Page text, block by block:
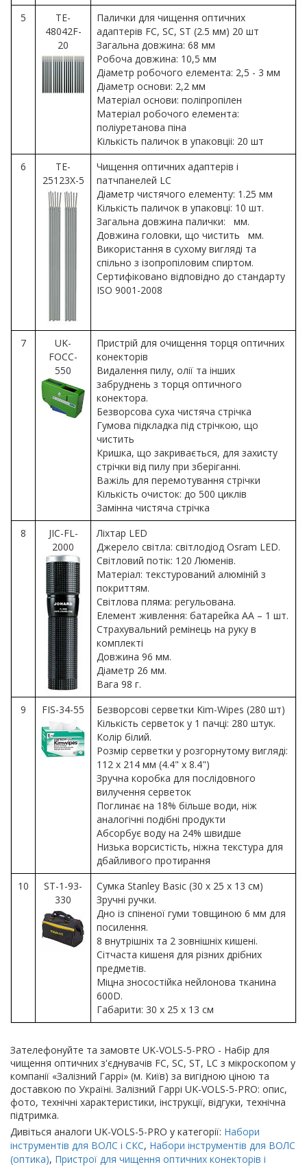
5
TE-
48042F-
20
Палички для чищення оптичних
адаптерів FC, SC, ST (2.5 мм) 20 шт
Загальна довжина: 68 мм
Робоча довжина: 10,5 мм
Діаметр робочого елемента: 2,5 - 3 мм
Діаметр основи: 2,2 мм
Матеріал основи: поліпропілен
Матеріал робочого елемента:
поліуретанова піна
Кількість паличок в упаковціі: 20 шт
6
TE-
25123X-5
Чищення оптичних адаптерів і
патчпанелей LC
Діаметр чистячого елементу: 1.25 мм
Кількість паличок в упаковці: 10 шт.
Загальна довжина палички: мм.
Довжина головки, що чистить мм.
Використання в сухому вигляді та
спільно з ізопропіловим спиртом.
Сертифіковано відповідно до стандарту
ISO 9001-2008
7
UK-
FOCC-
550
Пристрій для очищення торця оптичних
конекторів
Видалення пилу, олії та інших
забруднень з торця оптичного
конектора.
Безворсова суха чистяча стрічка
Гумова підкладка під стрічкою, що
чистить
Кришка, що закривається, для захисту
стрічки від пилу при зберіганні.
Важіль для перемотування стрічки
Кількість очисток: до 500 циклів
Замінна чистяча стрічка
8
JIC-FL-
2000
Ліхтар LED
Джерело світла: світлодіод Osram LED.
Світловий потік: 120 Люменів.
Матеріал: текстурований алюміній з
покриттям.
Світлова пляма: регульована.
Елемент живлення: батарейка АА – 1 шт.
Страхувальний ремінець на руку в
комплекті
Довжина 96 мм.
Діаметр 26 мм.
Вага 98 г.
9
FIS-34-55
Безворсові серветки Kim-Wipes (280 шт)
Кількість серветок у 1 пачці: 280 штук.
Колір білий.
Розмір серветки у розгорнутому вигляді:
112 х 214 мм (4.4" x 8.4")
Зручна коробка для послідовного
вилучення серветок
Поглинає на 18% більше води, ніж
аналогічні подібні продукти
Абсорбує воду на 24% швидше
Низька ворсистість, ніжна текстура для
дбайливого протирання
10
ST-1-93-
330
Сумка Stanley Basic (30 x 25 x 13 см)
Зручні ручки.
Дно із спіненої гуми товщиною 6 мм для
посилення.
8 внутрішніх та 2 зовнішніх кишені.
Сітчаста кишеня для різних дрібних
предметів.
Міцна зносостійка нейлонова тканина
600D.
Габарити: 30 x 25 x 13 см
Зателефонуйте та замовте UK-VOLS-5-PRO - Набір для
чищення оптичних з'єднувачів FC, SC, ST, LC з мікроскопом у
компанії «Залізний Гаррі» (м. Київ) за вигідною ціною та
доставкою по Україні. Залізний Гаррі UK-VOLS-5-PRO: опис,
фото, технічні характеристики, інструкції, відгуки, технічна
підтримка.
Дивіться аналоги UK-VOLS-5-PRO у категорії: Набори
інструментів для ВОЛС і СКС, Набори інструментів для ВОЛС
(оптика), Пристрої для чищення оптичних конекторів і